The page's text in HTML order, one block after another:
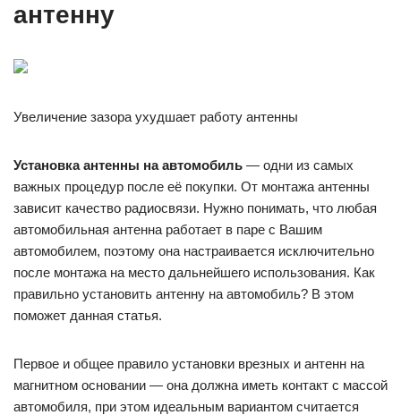
антенну
Увеличение зазора ухудшает работу антенны
Установка антенны на автомобиль — одни из самых
важных процедур после её покупки. От монтажа антенны
зависит качество радиосвязи. Нужно понимать, что любая
автомобильная антенна работает в паре с Вашим
автомобилем, поэтому она настраивается исключительно
после монтажа на место дальнейшего использования. Как
правильно установить антенну на автомобиль? В этом
поможет данная статья.
Первое и общее правило установки врезных и антенн на
магнитном основании — она должна иметь контакт с массой
автомобиля, при этом идеальным вариантом считается